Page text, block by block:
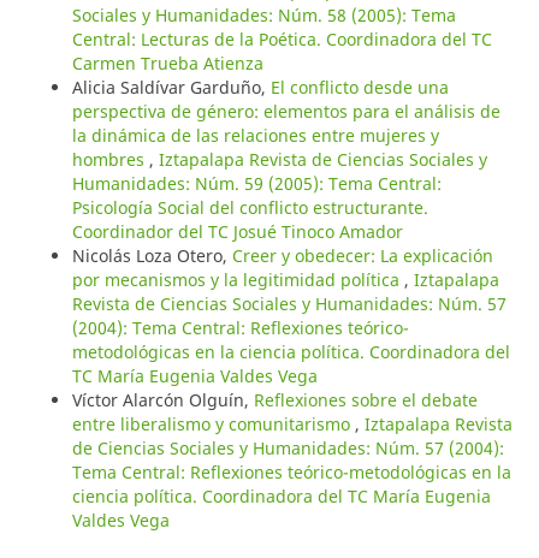
Sociales y Humanidades: Núm. 58 (2005): Tema
Central: Lecturas de la Poética. Coordinadora del TC
Carmen Trueba Atienza
Alicia Saldívar Garduño, El conflicto desde una
perspectiva de género: elementos para el análisis de
la dinámica de las relaciones entre mujeres y
hombres , Iztapalapa Revista de Ciencias Sociales y
Humanidades: Núm. 59 (2005): Tema Central:
Psicología Social del conflicto estructurante.
Coordinador del TC Josué Tinoco Amador
Nicolás Loza Otero, Creer y obedecer: La explicación
por mecanismos y la legitimidad política , Iztapalapa
Revista de Ciencias Sociales y Humanidades: Núm. 57
(2004): Tema Central: Reflexiones teórico-
metodológicas en la ciencia política. Coordinadora del
TC María Eugenia Valdes Vega
Víctor Alarcón Olguín, Reflexiones sobre el debate
entre liberalismo y comunitarismo , Iztapalapa Revista
de Ciencias Sociales y Humanidades: Núm. 57 (2004):
Tema Central: Reflexiones teórico-metodológicas en la
ciencia política. Coordinadora del TC María Eugenia
Valdes Vega